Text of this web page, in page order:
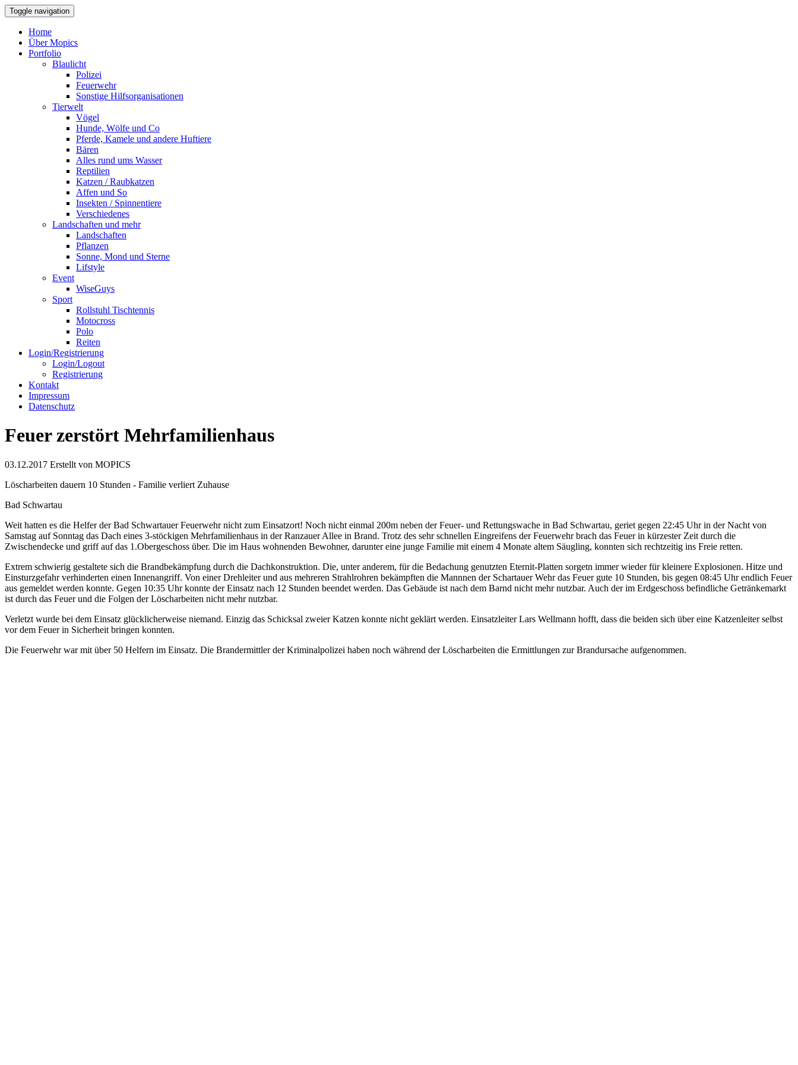
Toggle navigation
Home
Über Mopics
Portfolio
Blaulicht
Polizei
Feuerwehr
Sonstige Hilfsorganisationen
Tierwelt
Vögel
Hunde, Wölfe und Co
Pferde, Kamele und andere Huftiere
Bären
Alles rund ums Wasser
Reptilien
Katzen / Raubkatzen
Affen und So
Insekten / Spinnentiere
Verschiedenes
Landschaften und mehr
Landschaften
Pflanzen
Sonne, Mond und Sterne
Lifstyle
Event
WiseGuys
Sport
Rollstuhl Tischtennis
Motocross
Polo
Reiten
Login/Registrierung
Login/Logout
Registrierung
Kontakt
Impressum
Datenschutz
Feuer zerstört Mehrfamilienhaus
03.12.2017 Erstellt von MOPICS
Löscharbeiten dauern 10 Stunden - Familie verliert Zuhause
Bad Schwartau
Weit hatten es die Helfer der Bad Schwartauer Feuerwehr nicht zum Einsatzort! Noch nicht einmal 200m neben der Feuer- und Rettungswache in Bad Schwartau, geriet gegen 22:45 Uhr in der Nacht von
Samstag auf Sonntag das Dach eines 3-stöckigen Mehrfamilienhaus in der Ranzauer Allee in Brand. Trotz des sehr schnellen Eingreifens der Feuerwehr brach das Feuer in kürzester Zeit durch die
Zwischendecke und griff auf das 1.Obergeschoss über. Die im Haus wohnenden Bewohner, darunter eine junge Familie mit einem 4 Monate altem Säugling, konnten sich rechtzeitig ins Freie retten.
Extrem schwierig gestaltete sich die Brandbekämpfung durch die Dachkonstruktion. Die, unter anderem, für die Bedachung genutzten Eternit-Platten sorgetn immer wieder für kleinere Explosionen. Hitze und
Einsturzgefahr verhinderten einen Innenangriff. Von einer Drehleiter und aus mehreren Strahlrohren bekämpften die Mannnen der Schartauer Wehr das Feuer gute 10 Stunden, bis gegen 08:45 Uhr endlich Feuer
aus gemeldet werden konnte. Gegen 10:35 Uhr konnte der Einsatz nach 12 Stunden beendet werden. Das Gebäude ist nach dem Barnd nicht mehr nutzbar. Auch der im Erdgeschoss befindliche Getränkemarkt
ist durch das Feuer und die Folgen der Löscharbeiten nicht mehr nutzbar.
Verletzt wurde bei dem Einsatz glücklicherweise niemand. Einzig das Schicksal zweier Katzen konnte nicht geklärt werden. Einsatzleiter Lars Wellmann hofft, dass die beiden sich über eine Katzenleiter selbst
vor dem Feuer in Sicherheit bringen konnten.
Die Feuerwehr war mit über 50 Helfern im Einsatz. Die Brandermittler der Kriminalpolizei haben noch während der Löscharbeiten die Ermittlungen zur Brandursache aufgenommen.